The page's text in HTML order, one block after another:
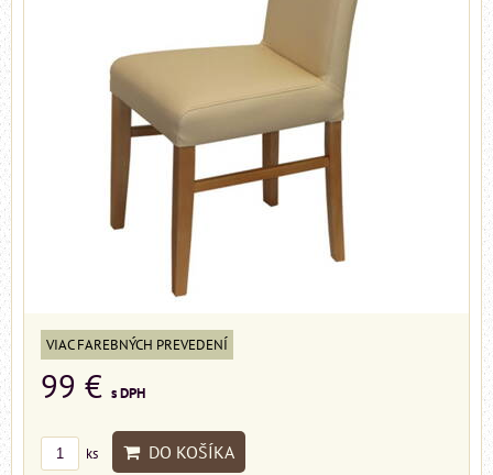
VIAC FAREBNÝCH PREVEDENÍ
99 € s DPH
ks DO KOŠÍKA